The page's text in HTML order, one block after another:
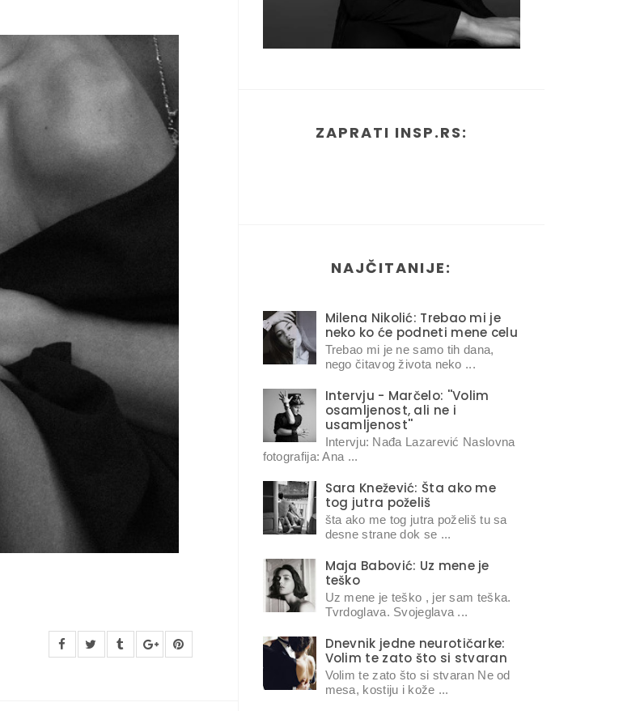
ZAPRATI INSP.RS:
NAJČITANIJE:
Milena Nikolić: Trebao mi je
neko ko će podneti mene celu
Trebao mi je ne samo tih dana,
nego čitavog života neko ...
Intervju - Marčelo: ''Volim
osamljenost, ali ne i
usamljenost''
Intervju: Nađa Lazarević Naslovna
fotografija: Ana ...
Sara Knežević: Šta ako me
tog jutra poželiš
šta ako me tog jutra poželiš tu sa
desne strane dok se ...
Maja Babović: Uz mene je
teško
Uz mene je teško , jer sam teška.
Tvrdoglava. Svojeglava ...
Dnevnik jedne neurotičarke:
Volim te zato što si stvaran
Volim te zato što si stvaran Ne od
mesa, kostiju i kože ...